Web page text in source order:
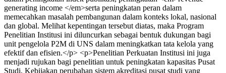
generating income </em>serta peningkatan peran dalam
memecahkan masalah pembangunan dalam konteks lokal, nasional
dan global. Melihat kepentingan tersebut diatas, maka Program
Penelitian Institusi ini diluncurkan sebagai bentuk dukungan bagi
unit pengelola P2M di UNS dalam meningkatkan tata kelola yang
efektif dan efisien.</p> <p>Penelitian Perkuatan Institusi ini juga
menjadi rujukan bagi penelitian untuk peningkatan kapasitas Pusat
Studi. Kebijakan perubahan sistem akreditasi pusat studi yang